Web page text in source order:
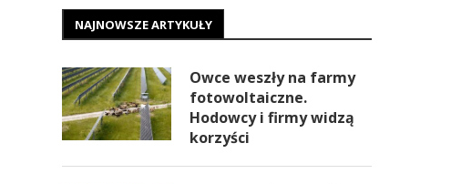
NAJNOWSZE ARTYKUŁY
Owce weszły na farmy
fotowoltaiczne.
Hodowcy i firmy widzą
korzyści